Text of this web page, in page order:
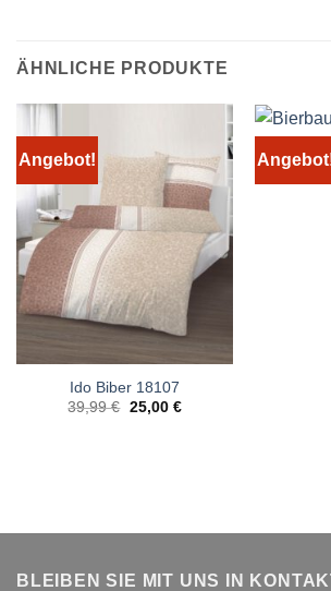
ÄHNLICHE PRODUKTE
Angebot!
Ido Biber 18107
39,99€ Ursprünglicher
25,00 €Aktueller
BLEIBEN SIE MIT UNS IN